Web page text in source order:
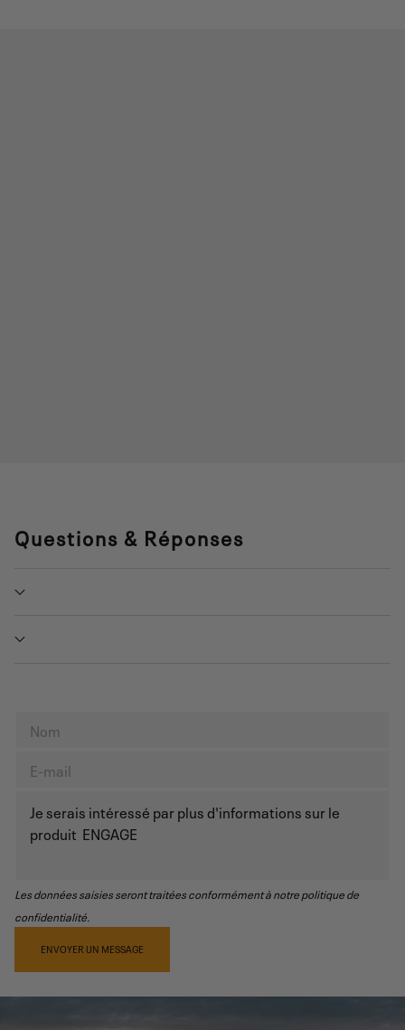
Questions & Réponses
Les données saisies seront traitées conformément à notre politique de
confidentialité.
ENVOYER UN MESSAGE